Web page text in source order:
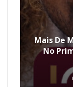
Mais De
No